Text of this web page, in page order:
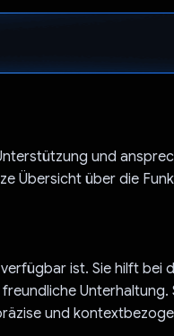
und
Übersicht über die
ist. Sie hilft bei
Unterhaltung.
und